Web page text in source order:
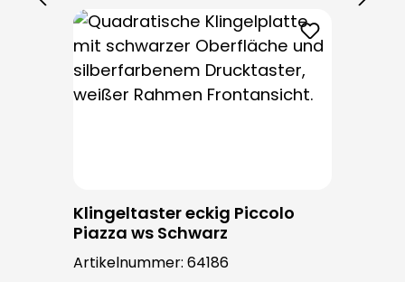
sichtbar. Nach der Montage sind
keine Befestigungsschrauben
sichtbar.
Klingeltaster eckig Piccolo
Piazza ws Schwarz
Artikelnummer: 64186